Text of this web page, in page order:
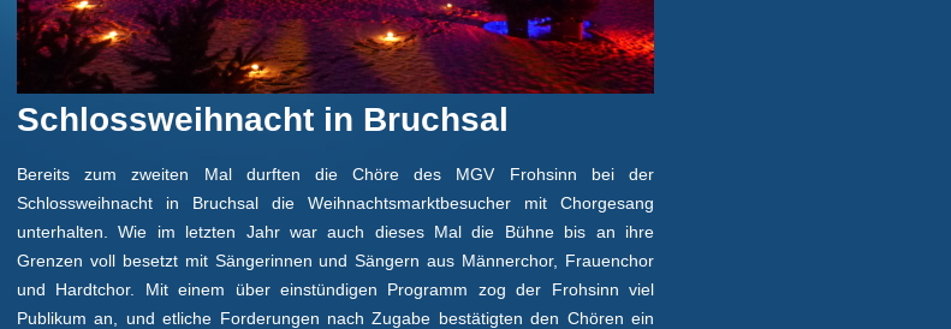
Schlossweihnacht in Bruchsal
Bereits zum zweiten Mal durften die Chöre des MGV Frohsinn bei der
Schlossweihnacht in Bruchsal die Weihnachtsmarktbesucher mit Chorgesang
unterhalten. Wie im letzten Jahr war auch dieses Mal die Bühne bis an ihre
Grenzen voll besetzt mit Sängerinnen und Sängern aus Männerchor, Frauenchor
und Hardtchor. Mit einem über einstündigen Programm zog der Frohsinn viel
Publikum an, und etliche Forderungen nach Zugabe bestätigten den Chören ein